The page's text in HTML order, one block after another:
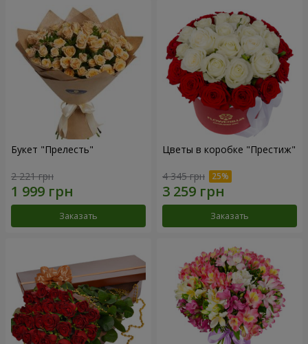
Букет "Прелесть"
2 221 грн
Заказать
Цветы в коробке "Престиж"
4 345 грн
Заказать